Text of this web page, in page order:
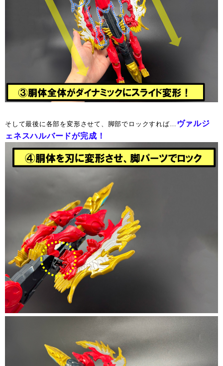
そして最後に各部を変形させて、脚部でロックすれば…
ヴァルジ
ェネスハルバードが完成！